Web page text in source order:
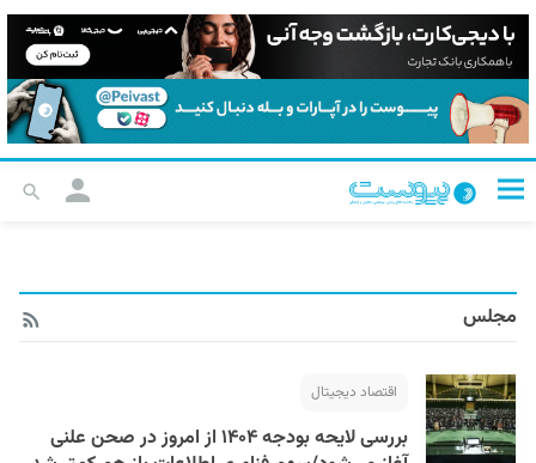
مجلس
اقتصاد دیجیتال
بررسی لایحه بودجه ۱۴۰۴ از امروز در صحن علنی